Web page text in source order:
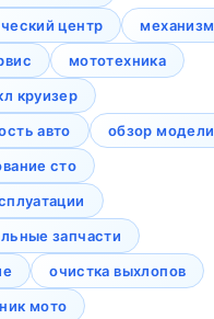
центр
механизм
мототехника
круизер
авто
обзор модели
сто
запчасти
очистка выхлопов
мото